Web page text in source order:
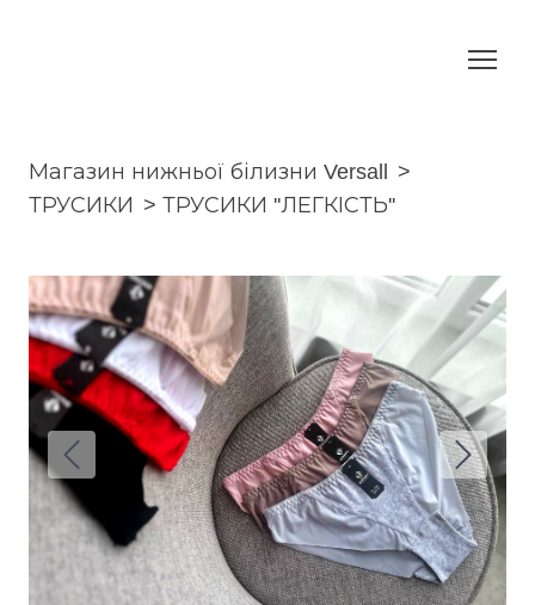
Магазин нижньої білизни Versall
ТРУСИКИ
ТРУСИКИ ''ЛЕГКІСТЬ''